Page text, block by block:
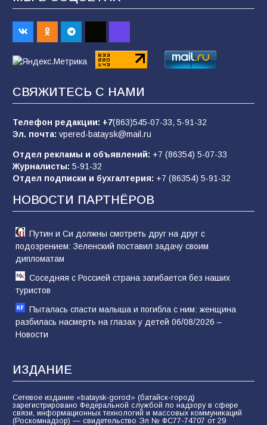
заявления о мобилизации — это
пропагандистский вброс
84 01.08.2026
«Слухами Москву не возьмёшь»: почему
заявления Киева о мобилизации — это
80 02.08.2026
В России ответили на заявления Зеленского о
новой мобилизации
74 31.07.2026
СВЯЖИТЕСЬ С НАМИ
Телефон редакции: +7(863)545-07-33, 5-91-32
Эл. почта: vpered-bataysk@mail.ru
Отдел рекламы и объявлений: +7 (86354) 5-07-33
Журналисты: 5-91-32
Отдел подписки и бухгалтерия: +7 (86354) 5-91-32
НОВОСТИ ПАРТНЁРОВ
Путин и Си должны смотреть друг на друг с
подозрением: Зеленский поставил задачу своим
дипломатам
Соседняя с Россией страна загибается без наших
туристов
Пыталась спасти малыша и погибла с ним: женщина
разбилась насмерть на глазах у детей 06/08/2026 –
Новости
ИЗДАНИЕ
Сетевое издание «bataysk-gorod» (батайск-город)
зарегистрировано Федеральной службой по надзору в сфере
связи, информационных технологий и массовых коммуникаций
(Роскомнадзор) — свидетельство Эл № ФС77-74707 от 29